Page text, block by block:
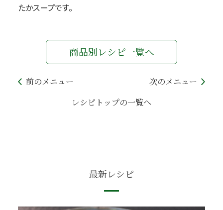
たかスープです。
前のメニュー
商品別レシピ一覧へ
次のメニュー
レシピトップの一覧へ
最新レシピ